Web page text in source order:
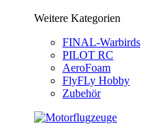
Weitere Kategorien
FINAL-Warbirds
PILOT RC
AeroFoam
FlyFLy Hobby
Zubehör